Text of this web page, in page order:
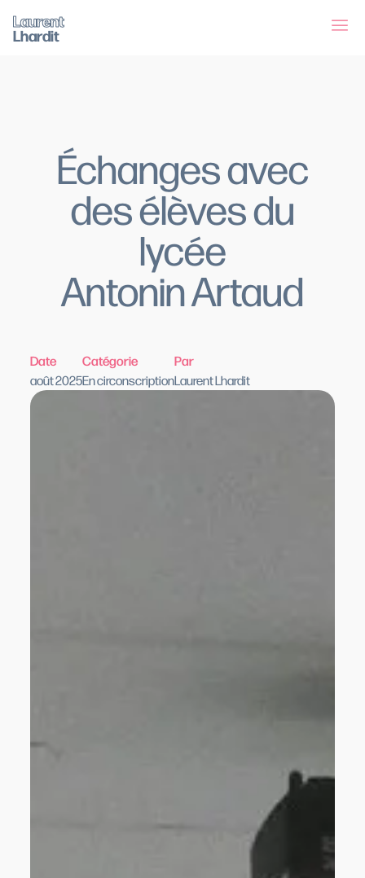
Laurent
Lhardit
Échanges avec
des élèves du
lycée
Antonin Artaud
Date
août 2025
Catégorie
En circonscription
Par
Laurent Lhardit